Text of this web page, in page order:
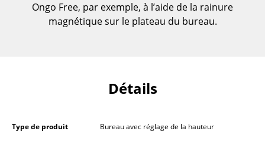
Bibliothèques
Meubles de bar
Ongo Free, par exemple, à l’aide de la rainure
magnétique sur le plateau du bureau.
Détails
Type de produit
Bureau avec réglage de la hauteur